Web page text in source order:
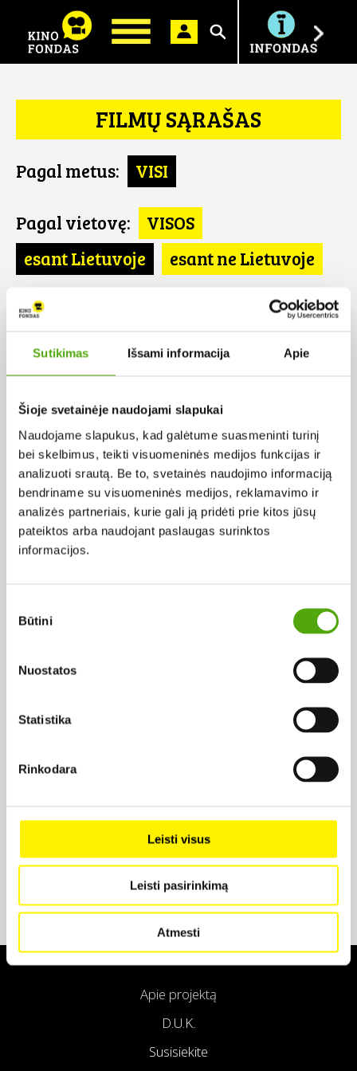
Sutikimas Išsami informacija Apie
Šioje svetainėje naudojami slapukai
Naudojame slapukus, kad galėtume suasmeninti turinį
bei skelbimus, teikti visuomeninės medijos funkcijas ir
analizuoti srautą. Be to, svetainės naudojimo informaciją
bendriname su visuomeninės medijos, reklamavimo ir
analizės partneriais, kurie gali ją pridėti prie kitos jūsų
pateiktos arba naudojant paslaugas surinktos
informacijos.
pasirinkimas
Būtini
Nuostatos
Statistika
Rinkodara
Leisti visus
Leisti pasirinkimą
Atmesti
Ieškoti
FILMŲ SĄRAŠAS
Pagal metus: VISI
Pagal vietovę:
VISOS
esant Lietuvoje
esant ne Lietuvoje
Pagal šalį:
Izraelis
Pagal abėcėlę:
Rezultatų nerasta...
Apie projektą
D.U.K.
Susisiekite